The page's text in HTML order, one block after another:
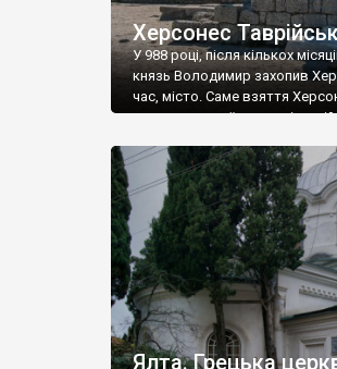
Херсонес
У 988 році, після кількох
князь Володимир захопив
час, місто. Саме взяття
диктувати свої умови
Херсонесі Володимир-
християнином. А потім було
Херсонесу Таврійського
Ялта. Грецька